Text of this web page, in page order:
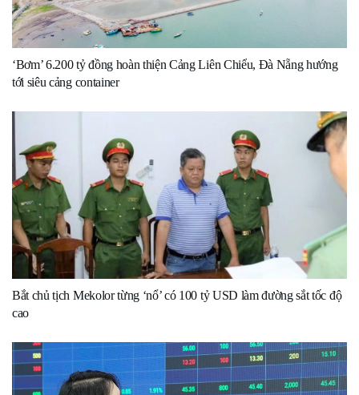
‘Bơm’ 6.200 tỷ đồng hoàn thiện Cảng Liên Chiểu, Đà Nẵng hướng
tới siêu cảng container
Bắt chủ tịch Mekolor từng ‘nổ’ có 100 tỷ USD làm đường sắt tốc độ
cao